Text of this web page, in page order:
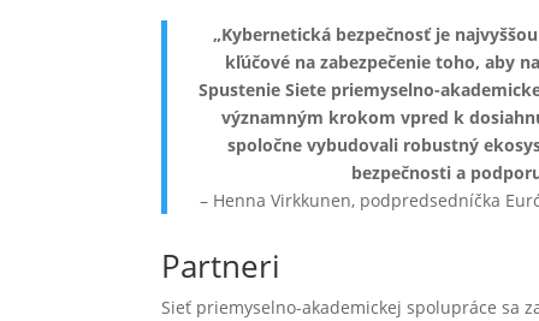
„Kybernetická bezpečnosť je
kľúčové na zabezpečenie toho, aby
Spustenie Siete priemyselno-
významným krokom vpred k
spoločne vybudovali robustný
bezpečnosti a
– Henna Virkkunen, podpredsedníčka
Partneri
Sieť priemyselno-akademickej spolupráce sa